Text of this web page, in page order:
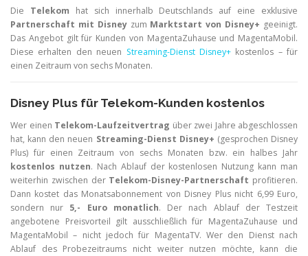
Die Telekom hat sich innerhalb Deutschlands auf eine exklusive
Partnerschaft mit Disneyzum Marktstart von Disney+ geeinigt.
Das Angebot gilt für Kunden von MagentaZuhause und MagentaMobil.
Diese erhalten den neuen Streaming-Dienst Disney+kostenlos – für
einen Zeitraum von sechs Monaten.
Disney Plus für Telekom-Kunden kostenlos
Wer einen Telekom-Laufzeitvertrag über zwei Jahre abgeschlossen
hat, kann den neuen Streaming-Dienst Disney+ (gesprochen Disney
Plus) für einen Zeitraum von sechs Monaten bzw. ein halbes Jahr
kostenlos nutzen. Nach Ablauf der kostenlosen Nutzung kann man
weiterhin zwischen der Telekom-Disney-Partnerschaft profitieren.
Dann kostet das Monatsabonnement von Disney Plus nicht 6,99 Euro,
sondern nur 5,- Euro monatlich. Der nach Ablauf der Testzeit
angebotene Preisvorteil gilt ausschließlich für MagentaZuhause und
MagentaMobil – nicht jedoch für MagentaTV. Wer den Dienst nach
Ablauf des Probezeitraums nicht weiter nutzen möchte, kann die